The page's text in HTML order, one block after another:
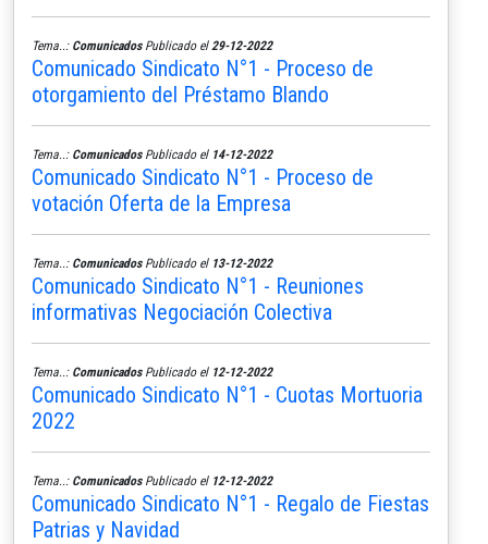
Tema..: ComunicadosPublicado el 29-12-2022
Comunicado Sindicato N°1 - Proceso de
otorgamiento del Préstamo Blando
Tema..: ComunicadosPublicado el 14-12-2022
Comunicado Sindicato N°1 - Proceso de
votación Oferta de la Empresa
Tema..: ComunicadosPublicado el 13-12-2022
Comunicado Sindicato N°1 - Reuniones
informativas Negociación Colectiva
Tema..: ComunicadosPublicado el 12-12-2022
Comunicado Sindicato N°1 - Cuotas Mortuoria
2022
Tema..: ComunicadosPublicado el 12-12-2022
Comunicado Sindicato N°1 - Regalo de Fiestas
Patrias y Navidad